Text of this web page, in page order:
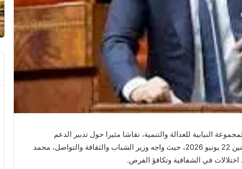
النيابية للعدالة والتنمية، نقاشا مثيرا حول تدبير الدعم
العمومي المخصص للإنتاج السينمائي، أمس الاثنين 22 يونيو 2026، حيث واجه وزير الشباب والثقافة والتواصل، محمد
في الشفافية وتكافؤ الفرص.